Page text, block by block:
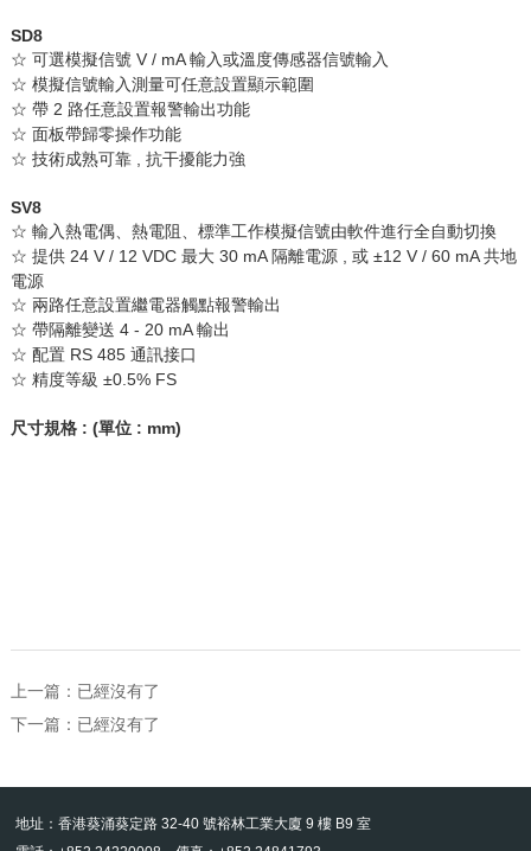
SD8
☆ 可選模擬信號 V / mA輸入或溫度傳感器信號輸入
☆ 模擬信號輸入測量可任意設置顯示範圍
☆ 帶2 路任意設置報警輸出功能
☆ 面板帶歸零操作功能
☆ 技術成熟可靠, 抗干擾能力強
SV8
☆ 輸入熱電偶、熱電阻、標準工作模擬信號由軟件進行全自動切換
☆ 提供24 V / 12 VDC 最大30 mA 隔離電源, 或 ±12 V / 60 mA共地
電源
☆ 兩路任意設置繼電器觸點報警輸出
☆ 帶隔離變送 4 - 20 mA輸出
☆ 配置RS 485 通訊接口
☆ 精度等級 ±0.5% FS
尺寸規格: (單位: mm)
上一篇：已經沒有了
下一篇：已經沒有了
地址：香港葵涌葵定路 32-40 號裕林工業大廈 9 樓 B9 室